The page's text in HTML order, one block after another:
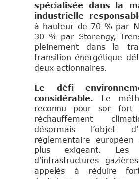
spécialisée dans la
industrielle
à hauteur de 70 % par
30 % par Storengy,
pleinement dans la
transition énergétique
deux actionnaires.
Le défi
considérable. Le
reconnu pour son fort
réchauffement
désormais l’objet
réglementaire
plus exigeant. Les
d’infrastructures
appelés à réduire